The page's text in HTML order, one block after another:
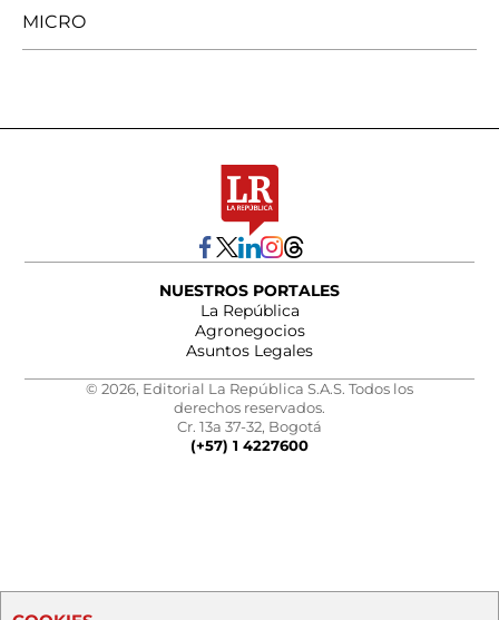
MICRO
NUESTROS PORTALES
La República
Agronegocios
Asuntos Legales
© 2026, Editorial La República S.A.S. Todos los
derechos reservados.
Cr. 13a 37-32, Bogotá
(+57) 1 4227600